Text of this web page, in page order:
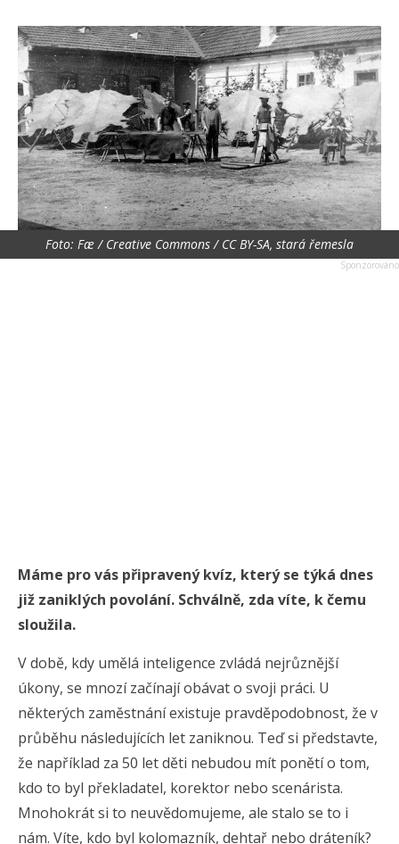
Foto: Fæ / Creative Commons / CC BY-SA, stará řemesla
Máme pro vás připravený kvíz, který se týká dnes
již zaniklých povolání. Schválně, zda víte, k čemu
sloužila.
V době, kdy umělá inteligence zvládá nejrůznější
úkony, se mnozí začínají obávat o svoji práci. U
některých zaměstnání existuje pravděpodobnost, že v
průběhu následujících let zaniknou. Teď si představte,
že například za 50 let děti nebudou mít ponětí o tom,
kdo to byl překladatel, korektor nebo scenárista.
Mnohokrát si to neuvědomujeme, ale stalo se to i
nám. Víte, kdo byl kolomazník, dehtař nebo dráteník?